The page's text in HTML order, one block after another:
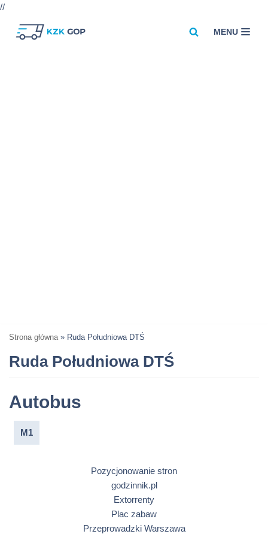
//
MENU
Strona główna » Ruda Południowa DTŚ
Ruda Południowa DTŚ
Autobus
M1
Pozycjonowanie stron
godzinnik.pl
Extorrenty
Plac zabaw
Przeprowadzki Warszawa